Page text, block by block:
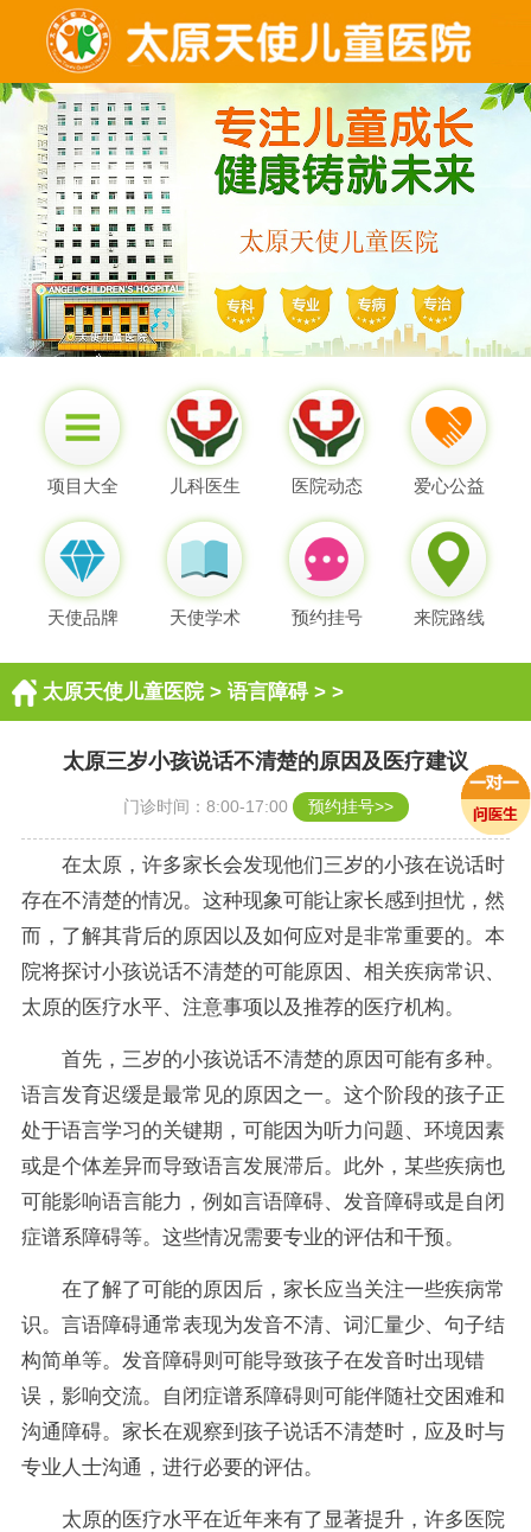
项目大全 儿科医生 医院动态 爱心公益
天使品牌 天使学术 预约挂号 来院路线
太原天使儿童医院> 语言障碍> >
太原三岁小孩说话不清楚的原因及医疗建议
门诊时间：8:00-17:00 预约挂号>>
在太原，许多家长会发现他们三岁的小孩在说话时
存在不清楚的情况。这种现象可能让家长感到担忧，然
而，了解其背后的原因以及如何应对是非常重要的。本
院将探讨小孩说话不清楚的可能原因、相关疾病常识、
太原的医疗水平、注意事项以及推荐的医疗机构。
首先，三岁的小孩说话不清楚的原因可能有多种。
语言发育迟缓是最常见的原因之一。这个阶段的孩子正
处于语言学习的关键期，可能因为听力问题、环境因素
或是个体差异而导致语言发展滞后。此外，某些疾病也
可能影响语言能力，例如言语障碍、发音障碍或是自闭
症谱系障碍等。这些情况需要专业的评估和干预。
在了解了可能的原因后，家长应当关注一些疾病常
识。言语障碍通常表现为发音不清、词汇量少、句子结
构简单等。发音障碍则可能导致孩子在发音时出现错
误，影响交流。自闭症谱系障碍则可能伴随社交困难和
沟通障碍。家长在观察到孩子说话不清楚时，应及时与
专业人士沟通，进行必要的评估。
太原的医疗水平在近年来有了显著提升，许多医院